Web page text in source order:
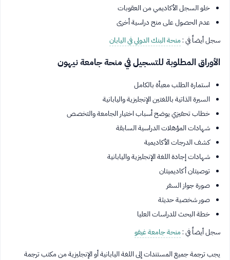
خلو السجل الأكاديمي من العقوبات
عدم الحصول على منح دراسية أخرى
سجل أيضاً في :منحة البنك الدولي في اليابان
الأوراق المطلوبة للتسجيل في منحة جامعة نيهون
استمارة الطلب معبأة بالكامل
السيرة الذاتية باللغتين الإنجليزية واليابانية
خطاب تحفيزي يوضح أسباب اختيار الجامعة والتخصص
شهادات المؤهلات الدراسية السابقة
كشف الدرجات الأكاديمية
شهادات إجادة اللغة الإنجليزية واليابانية
توصيتان أكاديميتان
صورة جواز السفر
صور شخصية حديثة
خطة البحث للدراسات العليا
سجل أيضاً في :منحة جامعة غيفو
يجب ترجمة جميع المستندات إلى اللغة اليابانية أو الإنجليزية من مكتب ترجمة